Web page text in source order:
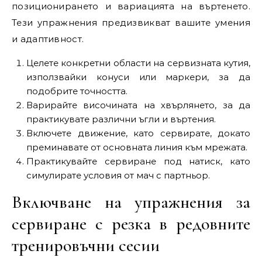
позиционирането и вариацията на въртенето.
Тези упражнения предизвикват вашите умения
и адаптивност.
Целете конкретни области на сервизната кутия,
използвайки конуси или маркери, за да
подобрите точността.
Варирайте височината на хвърлянето, за да
практикувате различни ъгли и въртения.
Включете движение, като сервирате, докато
преминавате от основната линия към мрежата.
Практикувайте сервиране под натиск, като
симулирате условия от мач с партньор.
Включване на упражнения за
сервиране с резка в редовните
тренировъчни сесии